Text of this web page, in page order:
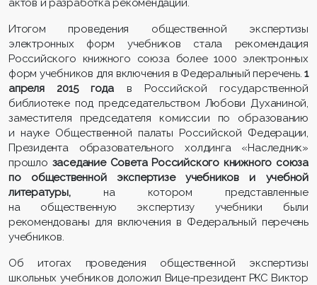
актов и разработка рекомендаций.
Итогом проведения общественной экспертизы
электронных форм учебников стала рекомендация
Российского книжного союза более 1000 электронных
форм учебников для включения в Федеральный перечень.1
апреля 2015 года в Российской государственной
библиотеке под председательством Любови Духаниной,
заместителя председателя комиссии по образованию
и науке Общественной палаты Российской Федерации,
Президента образовательного холдинга «Наследник»
прошло заседание Совета Российского книжного союза
по общественной экспертизе учебников и учебной
литературы,на котором представленные
на общественную экспертизу учебники были
рекомендованы для включения в Федеральный перечень
учебников.
Об итогах проведения общественной экспертизы
школьных учебников доложил Вице-президент РКС Виктор